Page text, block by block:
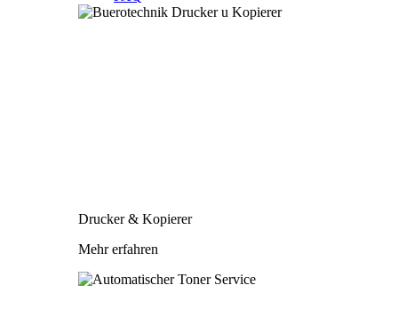
Drucker & Kopierer
Mehr erfahren